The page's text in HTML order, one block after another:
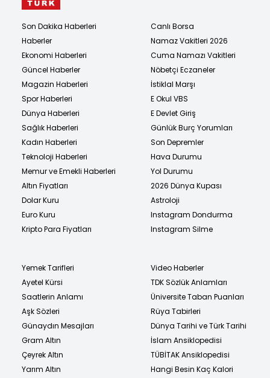
Son Dakika Haberleri
Haberler
Ekonomi Haberleri
Güncel Haberler
Magazin Haberleri
Spor Haberleri
Dünya Haberleri
Sağlık Haberleri
Kadın Haberleri
Teknoloji Haberleri
Memur ve Emekli Haberleri
Altın Fiyatları
Dolar Kuru
Euro Kuru
Kripto Para Fiyatları
Canlı Borsa
Namaz Vakitleri 2026
Cuma Namazı Vakitleri
Nöbetçi Eczaneler
İstiklal Marşı
E Okul VBS
E Devlet Giriş
Günlük Burç Yorumları
Son Depremler
Hava Durumu
Yol Durumu
2026 Dünya Kupası
Astroloji
Instagram Dondurma
Instagram Silme
Yemek Tarifleri
Ayetel Kürsi
Saatlerin Anlamı
Aşk Sözleri
Günaydın Mesajları
Gram Altın
Çeyrek Altın
Yarım Altın
Video Haberler
TDK Sözlük Anlamları
Üniversite Taban Puanları
Rüya Tabirleri
Dünya Tarihi ve Türk Tarihi
İslam Ansiklopedisi
TÜBİTAK Ansiklopedisi
Hangi Besin Kaç Kalori